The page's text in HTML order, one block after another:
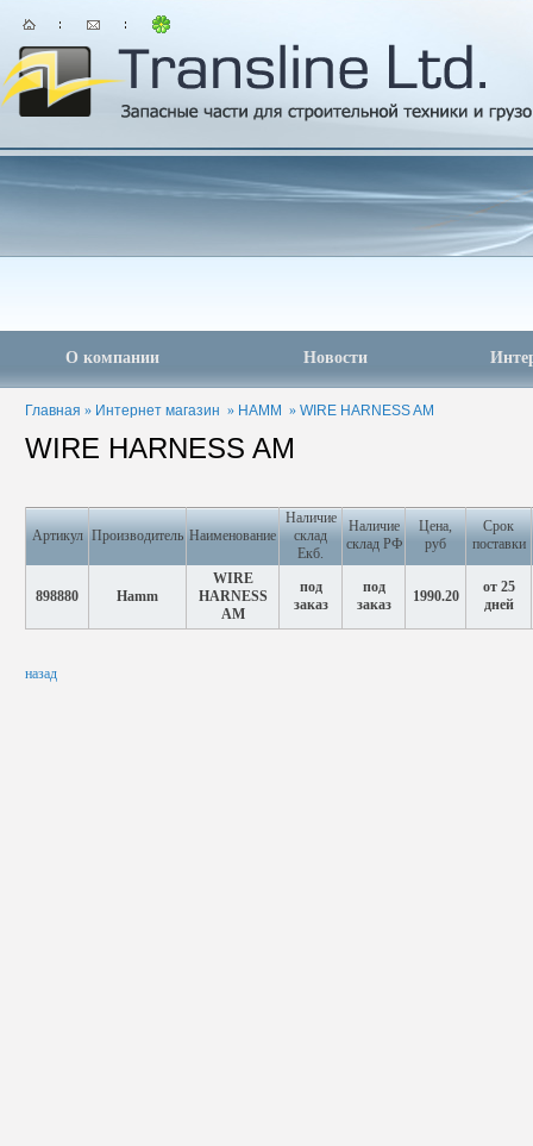
О компании Новости
Главная » Интернет магазин » HAMM » WIRE HARNESS AM
WIRE HARNESS AM
Артикул Производитель Наименование
Наличие
склад
Екб.
Наличие
склад РФ
Цена,
руб
Срок
поставки
898880 Hamm
WIRE
HARNESS
AM
под
заказ
под
заказ
1990.20
от 25
дней
назад